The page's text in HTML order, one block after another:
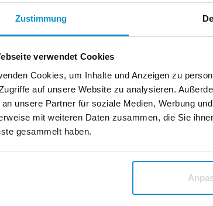
Zustimmung
verwendet Cookies
Cookies, um Inhalte und Anzeigen zu
auf unsere Website zu analysieren.
unsere Partner für soziale Medien, Werbung
mit weiteren Daten zusammen, die Sie
gesammelt haben.